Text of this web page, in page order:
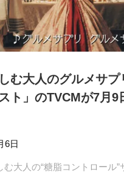
む大人のグルメサプ
ト」のTVCMが7月9
6日
大人の“糖脂コントロール”